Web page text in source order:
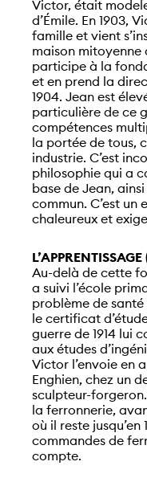
Victor, était
d’Émile. En 1903,
famille et vient
maison mitoyenne
participe à la
et en prend la
1904. Jean est
particulière de ce
compétences
la portée de tous,
industrie. C’est
philosophie qui a
base de Jean,
commun. C’est un
chaleureux et
L’APPRENTISSAGE
Au-delà de cette
a suivi l’école
problème de
le certificat
guerre de 1914 lui
aux études
Victor l’envoie en
Enghien, chez un
sculpteur-
la ferronnerie,
où il reste jusqu’en
commandes de
compte.